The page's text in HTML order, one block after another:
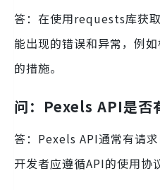
答：在使用requests库获
能出现的错误和异常，例
的措施。
问：Pexels API是否
答：Pexels API通常有请求
开发者应遵循API的使用协